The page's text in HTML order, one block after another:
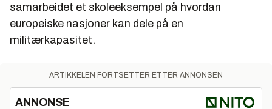
samarbeidet et skoleeksempel på hvordan
europeiske nasjoner kan dele på en
militærkapasitet.
ARTIKKELEN FORTSETTER ETTER ANNONSEN
ANNONSE